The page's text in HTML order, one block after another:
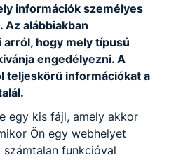
információk személyes
alábbiakban
hogy mely típusú
engedélyezni. A
teljeskörű információkat a
egy kis fájl, amely akkor
Ön egy webhelyet
funkcióval